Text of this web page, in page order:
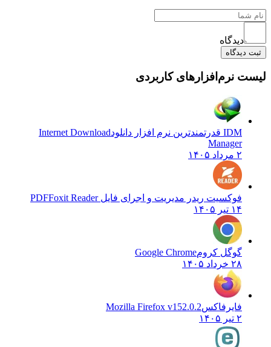
دیدگاه
نرم‌افزارهای کاربردی
Internet Download
Manager
فوکسیت ریدر مدیریت و اجرای فایل PDF Foxit Reader
گوگل کروم Google Chrome
فایرفاکسMozilla Firefox v152.0.2